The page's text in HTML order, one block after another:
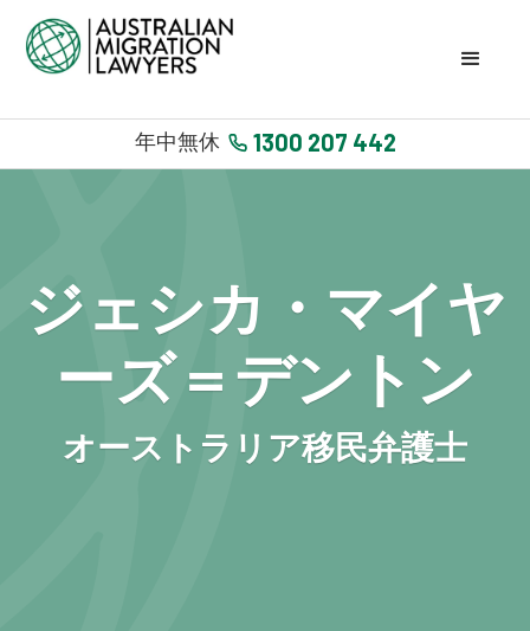
年中無休 1300 207 442
ジェシカ・マイヤ
ーズ＝デントン
オーストラリア移民弁護士